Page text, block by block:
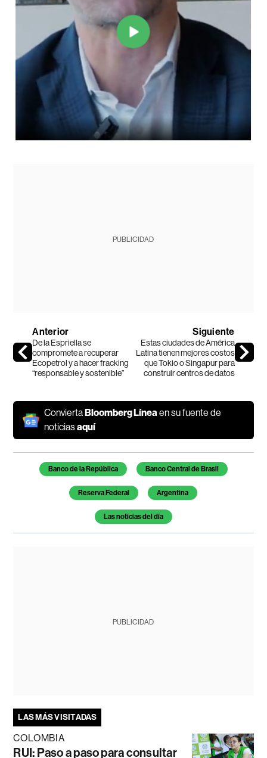
PUBLICIDAD
Anterior
De la Espriella se
compromete a recuperar
Ecopetrol y a hacer fracking
“responsable y sostenible”
Siguiente
Estas ciudades de América
Latina tienen mejores costos
que Tokio o Singapur para
construir centros de datos
Convierta Bloomberg Líneaen su fuente de
noticiasaquí
Temas de este artículo
Banco de la República Banco Central de Brasil
Reserva Federal Argentina
Las noticias del día
PUBLICIDAD
LAS MÁS VISITADAS
COLOMBIA
RUI: Paso a paso para consultar